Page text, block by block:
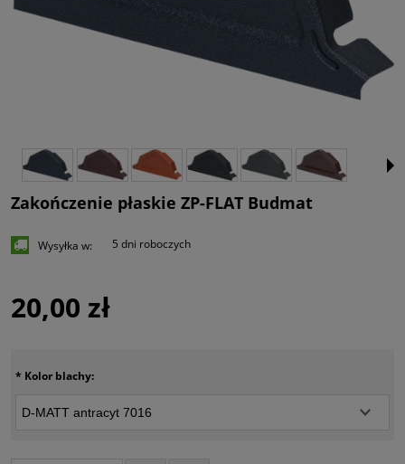
Zakończenie płaskie ZP-FLAT Budmat
Wysyłka w: 5 dni roboczych
20,00 zł
* Kolor blachy: